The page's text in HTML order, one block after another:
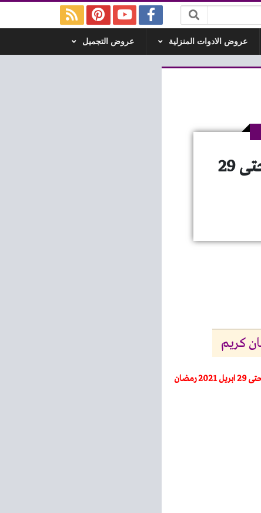
عروض الادوات المنزلية عروض التجميل
عروض اولاد حسان مدينة 15 مايو من 28 ابريل حتى 29
حلوان – العروض الاسبوعية – من 28 ابريل حتى 29 ابريل 2021 رمضان